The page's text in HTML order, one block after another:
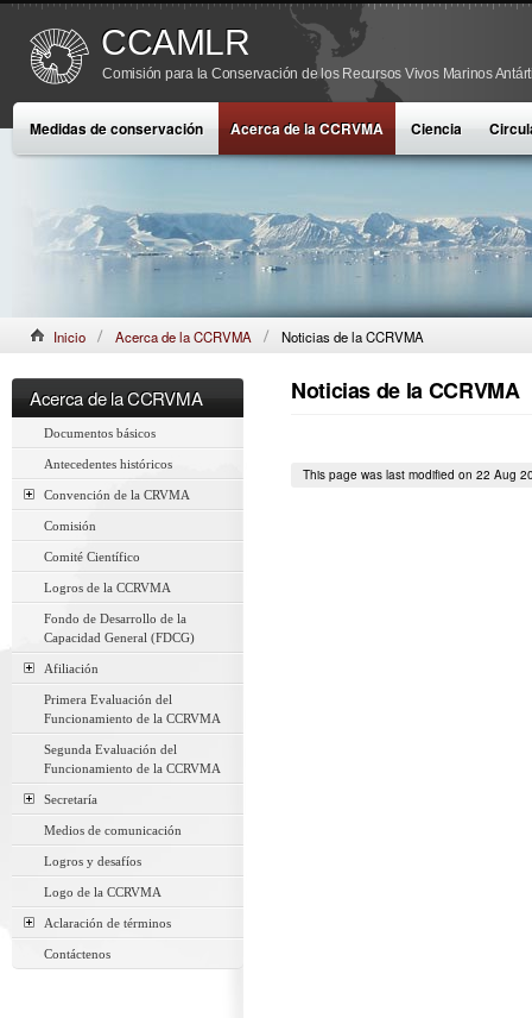
CCAMLR
Comisión para la Conservación de los Recursos Vivos Marinos
Medidas de conservación Acerca de la CCRVMA Ciencia
Inicio Acerca de la CCRVMA Noticias de la CCRVMA
Acerca de la CCRVMA
Documentos básicos
Antecedentes históricos
Convención de la CRVMA
Comisión
Comité Científico
Logros de la CCRVMA
Fondo de Desarrollo de la
Capacidad General (FDCG)
Afiliación
Primera Evaluación del
Funcionamiento de la CCRVMA
Segunda Evaluación del
Funcionamiento de la CCRVMA
Secretaría
Medios de comunicación
Logros y desafíos
Logo de la CCRVMA
Aclaración de términos
Contáctenos
Noticias de la CCRVMA
This page was last modified on 22 Aug